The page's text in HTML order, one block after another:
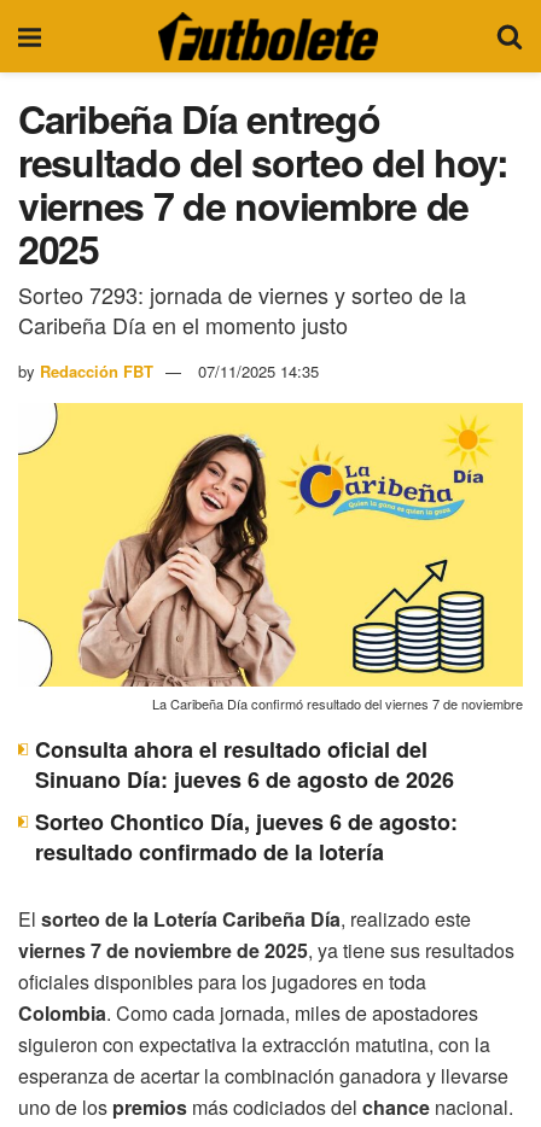
Caribeña Día entregó
resultado del sorteo del hoy:
viernes 7 de noviembre de
2025
Sorteo 7293: jornada de viernes y sorteo de la
Caribeña Día en el momento justo
by Redacción FBT 07/11/2025 14:35
La Caribeña Día confirmó resultado del viernes 7 de noviembre
Consulta ahora el resultado oficial del
Sinuano Día: jueves 6 de agosto de 2026
Sorteo Chontico Día, jueves 6 de agosto:
resultado confirmado de la lotería
El sorteo de la Lotería Caribeña Día, realizado este
viernes 7 de noviembre de 2025, ya tiene sus resultados
oficiales disponibles para los jugadores en toda
Colombia. Como cada jornada, miles de apostadores
siguieron con expectativa la extracción matutina, con la
esperanza de acertar la combinación ganadora y llevarse
uno de los premios más codiciados del chance nacional.